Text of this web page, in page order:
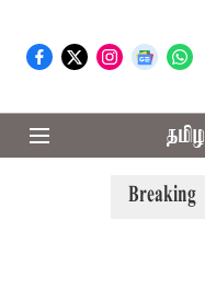
Breaking
சட்டசபையில்